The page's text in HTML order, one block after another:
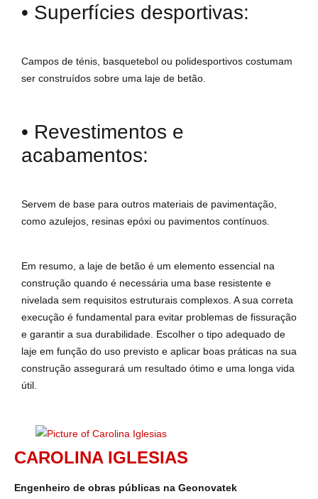
• Superfícies desportivas:
Campos de ténis, basquetebol ou polidesportivos costumam
ser construídos sobre uma laje de betão.
• Revestimentos e
acabamentos:
Servem de base para outros materiais de pavimentação,
como azulejos, resinas epóxi ou pavimentos contínuos.
Em resumo, a laje de betão é um elemento essencial na
construção quando é necessária uma base resistente e
nivelada sem requisitos estruturais complexos. A sua correta
execução é fundamental para evitar problemas de fissuração
e garantir a sua durabilidade. Escolher o tipo adequado de
laje em função do uso previsto e aplicar boas práticas na sua
construção assegurará um resultado ótimo e uma longa vida
útil.
CAROLINA IGLESIAS
Engenheiro de obras públicas na Geonovatek